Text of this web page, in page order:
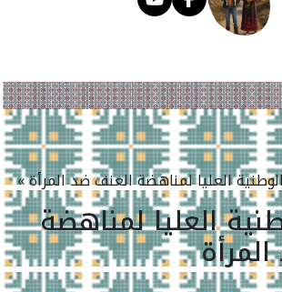
العليا لمناهضة العنف ضد المرأة »
العليا لمناهضة